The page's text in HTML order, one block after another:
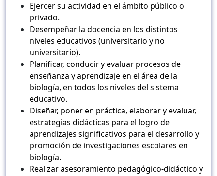
Ejercer su actividad en el ámbito público o
privado.
Desempeñar la docencia en los distintos
niveles educativos (universitario y no
universitario).
Planificar, conducir y evaluar procesos de
enseñanza y aprendizaje en el área de la
biología, en todos los niveles del sistema
educativo.
Diseñar, poner en práctica, elaborar y evaluar,
estrategias didácticas para el logro de
aprendizajes significativos para el desarrollo y
promoción de investigaciones escolares en
biología.
Realizar asesoramiento pedagógico-didáctico y